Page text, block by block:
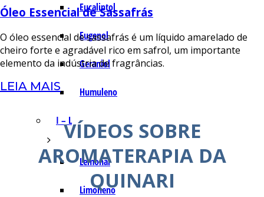
Eucaliptol
Eugenol
Geraniol
Humuleno
I – L
Lemonal
Limoneno
Óleo Essencial de Sassafrás
O óleo essencial de sassafrás é um líquido amarelado de
cheiro forte e agradável rico em safrol, um importante
elemento da indústria de fragrâncias.
LEIA MAIS
VÍDEOS SOBRE
AROMATERAPIA DA
QUINARI